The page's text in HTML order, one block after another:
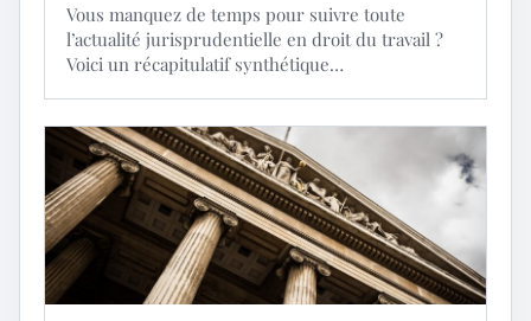
Vous manquez de temps pour suivre toute
l’actualité jurisprudentielle en droit du travail ?
Voici un récapitulatif synthétique…